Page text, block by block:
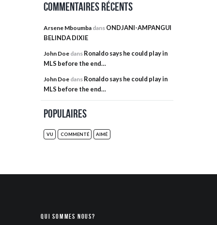
Commentaires récents
Arsene Mboumba dans ONDJANI-AMPANGUI
BELINDA DIXIE
John Doe dans Ronaldo says he could play in
MLS before the end…
John Doe dans Ronaldo says he could play in
MLS before the end…
Populaires
VU COMMENTÉ AIMÉ
Qui sommes nous?